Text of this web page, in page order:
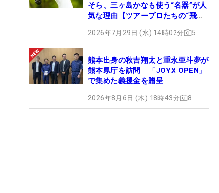
そら、三ヶ島かなも使う“名器”が人
気な理由【ツアープロたちの“飛ば
2026年7月29日 (水) 14時02分 5
熊本出身の秋吉翔太と重永亜斗夢が
熊本県庁を訪問 「JOYX OPEN」
で集めた義援金を贈呈
2026年8月6日 (木) 18時43分 8